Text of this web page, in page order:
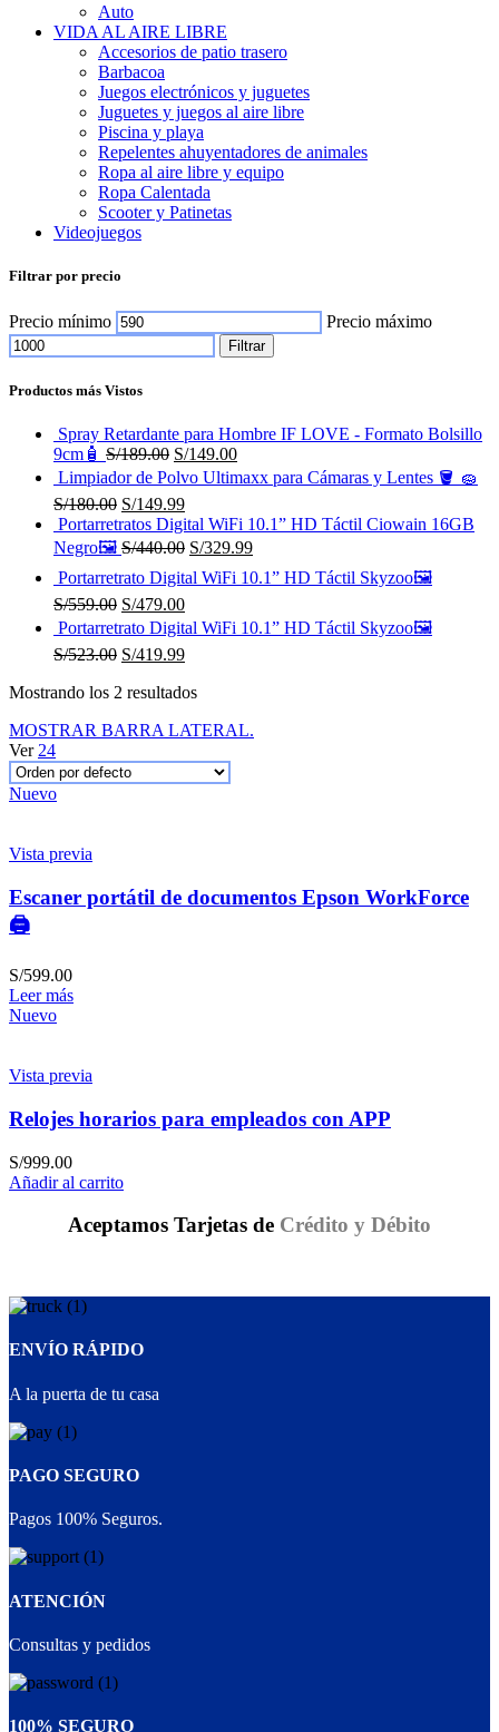
Auto
VIDA AL AIRE LIBRE
Accesorios de patio trasero
Barbacoa
Juegos electrónicos y juguetes
Juguetes y juegos al aire libre
Piscina y playa
Repelentes ahuyentadores de animales
Ropa al aire libre y equipo
Ropa Calentada
Scooter y Patinetas
Videojuegos
Filtrar por precio
Precio mínimo Precio máximo
Filtrar
Productos más Vistos
Spray Retardante para Hombre IF LOVE - Formato Bolsillo
9cm🧴 S/189.00 S/149.00
Limpiador de Polvo Ultimaxx para Cámaras y Lentes 🪣 🧽
S/180.00 S/149.99
Portarretratos Digital WiFi 10.1” HD Táctil Ciowain 16GB
Negro🖼️ S/440.00 S/329.99
Portarretrato Digital WiFi 10.1” HD Táctil Skyzoo🖼️
S/559.00 S/479.00
Portarretrato Digital WiFi 10.1” HD Táctil Skyzoo🖼️
S/523.00 S/419.99
Mostrando los 2 resultados
MOSTRAR BARRA LATERAL.
Ver 24
Nuevo
Vista previa
Escaner portátil de documentos Epson WorkForce
🖨️
S/599.00
Leer más
Nuevo
Vista previa
Relojes horarios para empleados con APP
S/999.00
Añadir al carrito
Aceptamos Tarjetas de Crédito y Débito
ENVÍO RÁPIDO
A la puerta de tu casa
PAGO SEGURO
Pagos 100% Seguros.
ATENCIÓN
Consultas y pedidos
100% SEGURO